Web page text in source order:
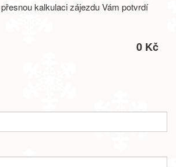
kalkulaci zájezdu Vám potvrdí
0 Kč